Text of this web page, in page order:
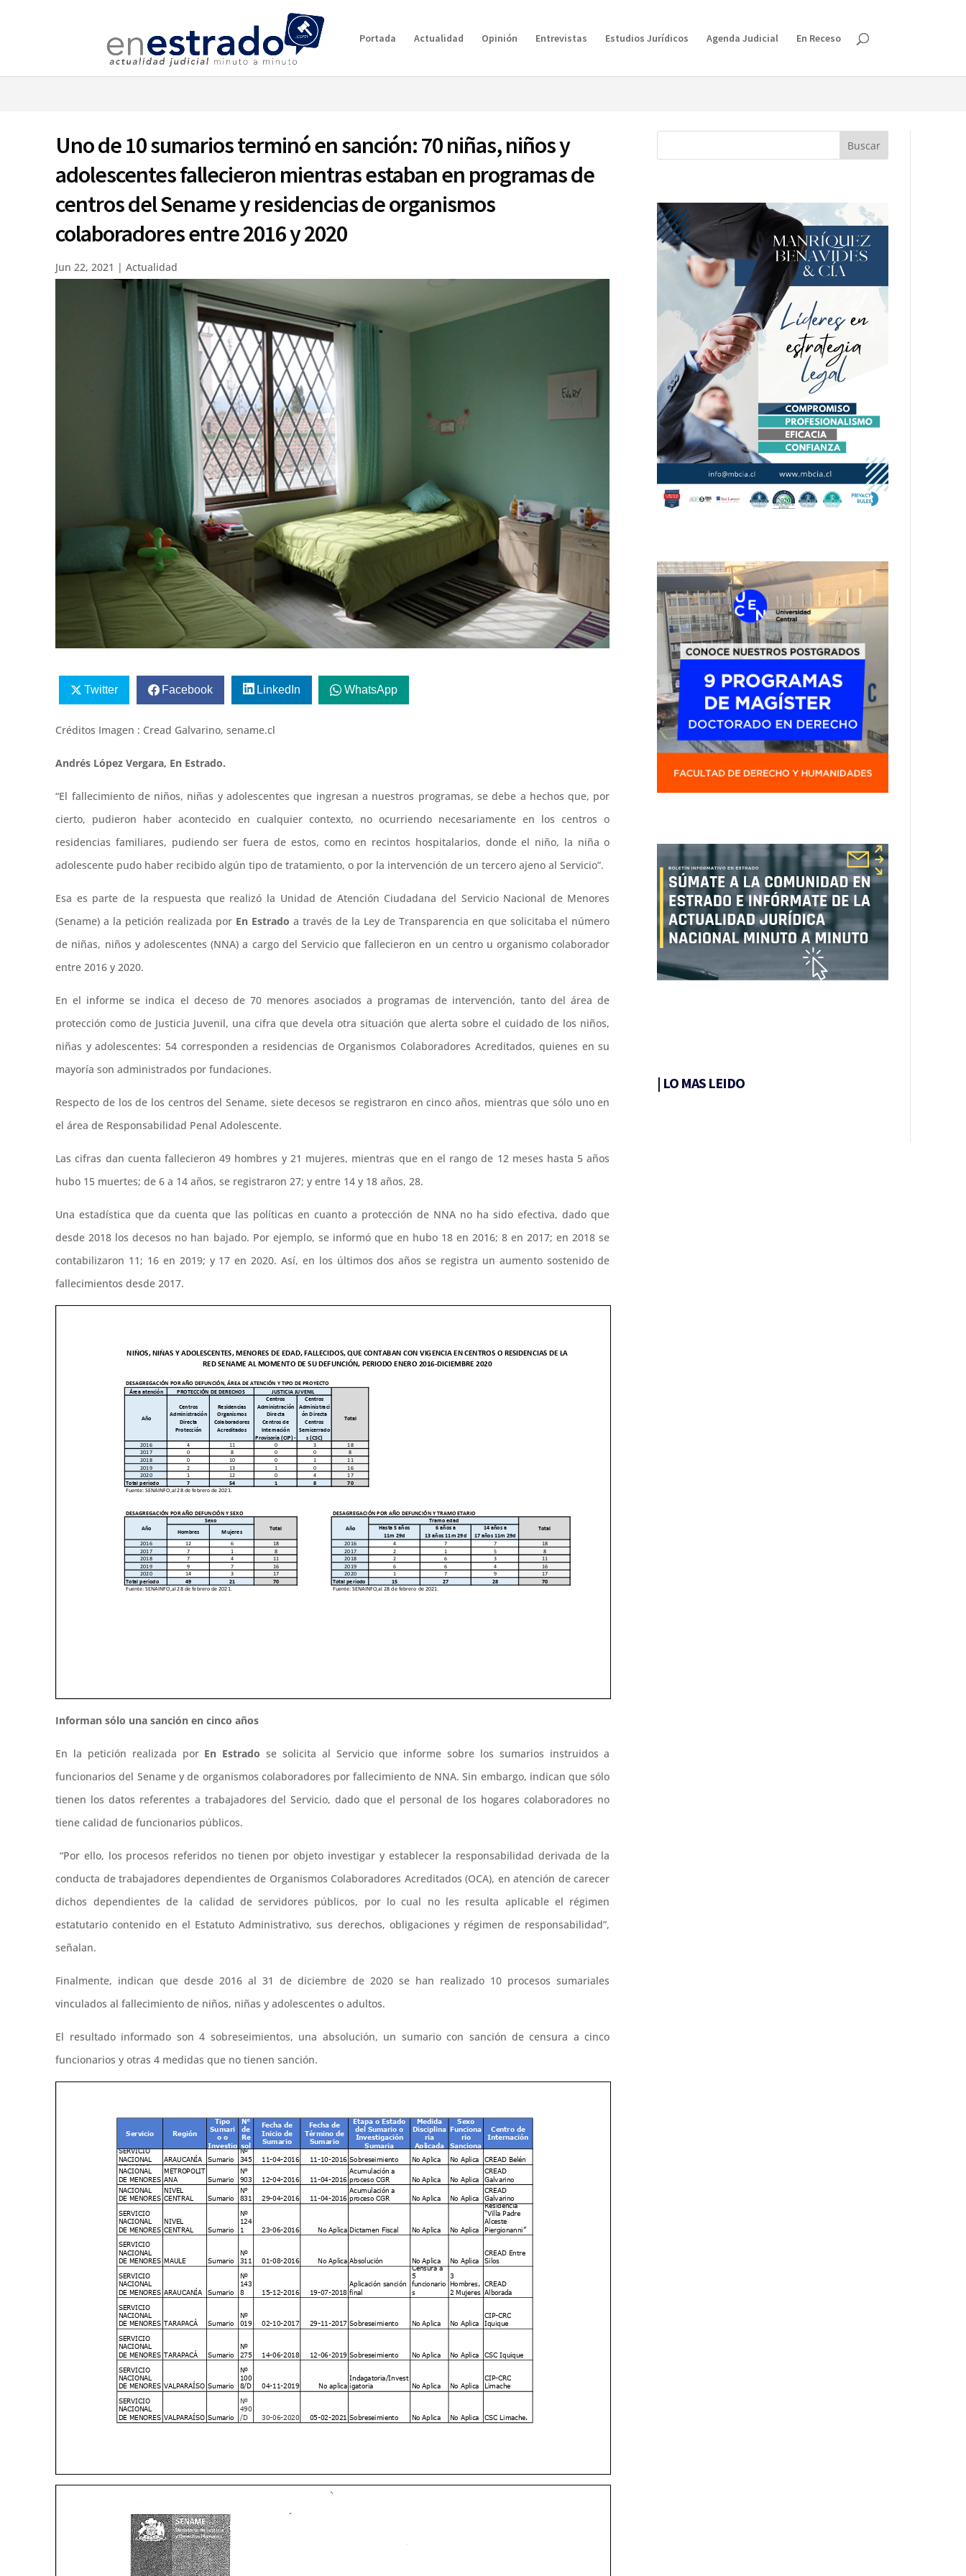
⚠️ Hosting plan for this site has expired.
Portada Actualidad Opinión Entrevistas Estudios Jurídicos Agenda Judicial En Receso
Uno de 10 sumarios terminó en sanción: 70 niñas, niños y
adolescentes fallecieron mientras estaban en programas de
centros del Sename y residencias de organismos
colaboradores entre 2016 y 2020
Jun 22, 2021 |Actualidad
Twitter Facebook LinkedIn WhatsApp
Créditos Imagen : Cread Galvarino, sename.cl
Andrés López Vergara, En Estrado.
“El fallecimiento de niños, niñas y adolescentes que ingresan a nuestros programas, se debe a hechos que, por
cierto, pudieron haber acontecido en cualquier contexto, no ocurriendo necesariamente en los centros o
residencias familiares, pudiendo ser fuera de estos, como en recintos hospitalarios, donde el niño, la niña o
adolescente pudo haber recibido algún tipo de tratamiento, o por la intervención de un tercero ajeno al Servicio”.
Esa es parte de la respuesta que realizó la Unidad de Atención Ciudadana del Servicio Nacional de Menores
(Sename) a la petición realizada por En Estrado a través de la Ley de Transparencia en que solicitaba el número
de niñas, niños y adolescentes (NNA) a cargo del Servicio que fallecieron en un centro u organismo colaborador
entre 2016 y 2020.
En el informe se indica el deceso de 70 menores asociados a programas de intervención, tanto del área de
protección como de Justicia Juvenil, una cifra que devela otra situación que alerta sobre el cuidado de los niños,
niñas y adolescentes: 54 corresponden a residencias de Organismos Colaboradores Acreditados, quienes en su
mayoría son administrados por fundaciones.
Respecto de los de los centros del Sename, siete decesos se registraron en cinco años, mientras que sólo uno en
el área de Responsabilidad Penal Adolescente.
Las cifras dan cuenta fallecieron 49 hombres y 21 mujeres, mientras que en el rango de 12 meses hasta 5 años
hubo 15 muertes; de 6 a 14 años, se registraron 27; y entre 14 y 18 años, 28.
Una estadística que da cuenta que las políticas en cuanto a protección de NNA no ha sido efectiva, dado que
desde 2018 los decesos no han bajado. Por ejemplo, se informó que en hubo 18 en 2016; 8 en 2017; en 2018 se
contabilizaron 11; 16 en 2019; y 17 en 2020. Así, en los últimos dos años se registra un aumento sostenido de
fallecimientos desde 2017.
Informan sólo una sanción en cinco años
En la petición realizada por En Estradose solicita al Servicio que informe sobre los sumarios instruidos a
funcionarios del Sename y de organismos colaboradores por fallecimiento de NNA. Sin embargo, indican que sólo
tienen los datos referentes a trabajadores del Servicio, dado que el personal de los hogares colaboradores no
tiene calidad de funcionarios públicos.
“Por ello, los procesos referidos no tienen por objeto investigar y establecer la responsabilidad derivada de la
conducta de trabajadores dependientes de Organismos Colaboradores Acreditados (OCA), en atención de carecer
dichos dependientes de la calidad de servidores públicos, por lo cual no les resulta aplicable el régimen
estatutario contenido en el Estatuto Administrativo, sus derechos, obligaciones y régimen de responsabilidad”,
señalan.
Finalmente, indican que desde 2016 al 31 de diciembre de 2020 se han realizado 10 procesos sumariales
vinculados al fallecimiento de niños, niñas y adolescentes o adultos.
El resultado informado son 4 sobreseimientos, una absolución, un sumario con sanción de censura a cinco
funcionarios y otras 4 medidas que no tienen sanción.
| LO MAS LEIDO